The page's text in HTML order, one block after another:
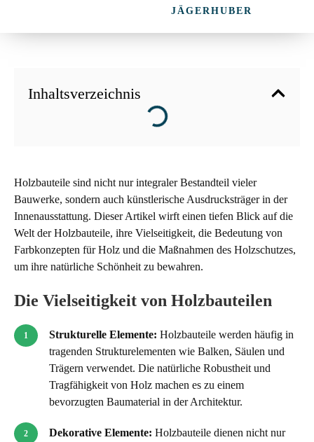
JÄGERHUBER
Inhaltsverzeichnis
Holzbauteile sind nicht nur integraler Bestandteil vieler
Bauwerke, sondern auch künstlerische Ausdrucksträger in der
Innenausstattung. Dieser Artikel wirft einen tiefen Blick auf die
Welt der Holzbauteile, ihre Vielseitigkeit, die Bedeutung von
Farbkonzepten für Holz und die Maßnahmen des Holzschutzes,
um ihre natürliche Schönheit zu bewahren.
Die Vielseitigkeit von Holzbauteilen
Strukturelle Elemente: Holzbauteile werden häufig in
tragenden Strukturelementen wie Balken, Säulen und
Trägern verwendet. Die natürliche Robustheit und
Tragfähigkeit von Holz machen es zu einem
bevorzugten Baumaterial in der Architektur.
Dekorative Elemente: Holzbauteile dienen nicht nur